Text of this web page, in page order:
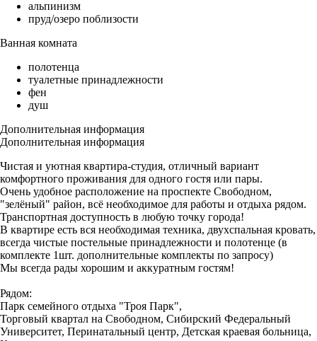
альпинизм
пруд/озеро поблизости
Ванная комната
полотенца
туалетные принадлежности
фен
душ
Дополнительная информация
Дополнительная информация
Чистая и уютная квартира-студия, отличный вариант
комфортного проживания для одного гостя или пары.
Очень удобное расположение на проспекте Свободном,
"зелёный" район, всё необходимое для работы и отдыха рядом.
Транспортная доступность в любую точку города!
В квартире есть вся необходимая техника, двухспальная кровать,
всегда чистые постельные принадлежности и полотенце (в
комплекте 1шт. дополнительные комплекты по запросу)
Мы всегда рады хорошим и аккуратным гостям!
Рядом:
Парк семейного отдыха "Троя Парк",
Торговый квартал на Свободном, Сибирский Федеральный
Университет, Перинатальный центр, Детская краевая больница,